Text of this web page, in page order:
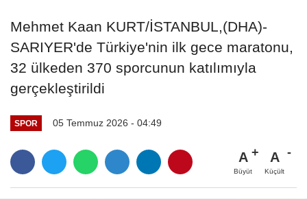
Mehmet Kaan KURT/İSTANBUL,(DHA)-
SARIYER'de Türkiye'nin ilk gece maratonu,
32 ülkeden 370 sporcunun katılımıyla
gerçekleştirildi
SPOR 05 Temmuz 2026 - 04:49
A
Büyüt
A
Küçült